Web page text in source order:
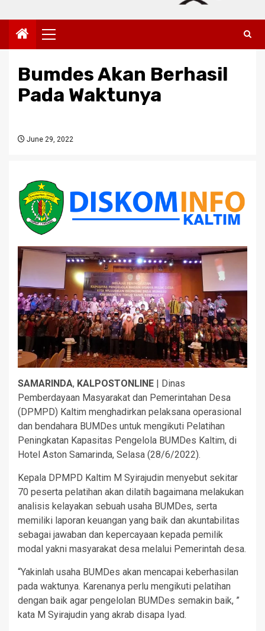
Primary
Menu
Bumdes Akan Berhasil
Pada Waktunya
June 29, 2022
SAMARINDA, KALPOSTONLINE | Dinas
Pemberdayaan Masyarakat dan Pemerintahan Desa
(DPMPD) Kaltim menghadirkan pelaksana operasional
dan bendahara BUMDes untuk mengikuti Pelatihan
Peningkatan Kapasitas Pengelola BUMDes Kaltim, di
Hotel Aston Samarinda, Selasa (28/6/2022).
Kepala DPMPD Kaltim M Syirajudin menyebut sekitar
70 peserta pelatihan akan dilatih bagaimana melakukan
analisis kelayakan sebuah usaha BUMDes, serta
memiliki laporan keuangan yang baik dan akuntabilitas
sebagai jawaban dan kepercayaan kepada pemilik
modal yakni masyarakat desa melalui Pemerintah desa.
“Yakinlah usaha BUMDes akan mencapai keberhasilan
pada waktunya. Karenanya perlu mengikuti pelatihan
dengan baik agar pengelolan BUMDes semakin baik, ”
kata M Syirajudin yang akrab disapa Iyad.